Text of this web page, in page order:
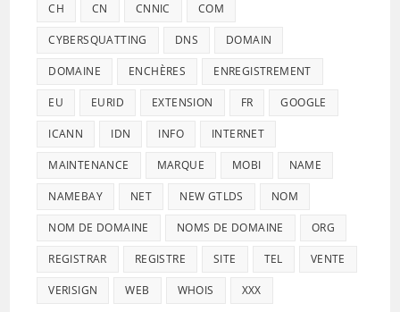
CH CN CNNIC COM
CYBERSQUATTING DNS DOMAIN
DOMAINE ENCHÈRES ENREGISTREMENT
EU EURID EXTENSION FR GOOGLE
ICANN IDN INFO INTERNET
MAINTENANCE MARQUE MOBI NAME
NAMEBAY NET NEW GTLDS NOM
NOM DE DOMAINE NOMS DE DOMAINE ORG
REGISTRAR REGISTRE SITE TEL VENTE
VERISIGN WEB WHOIS XXX